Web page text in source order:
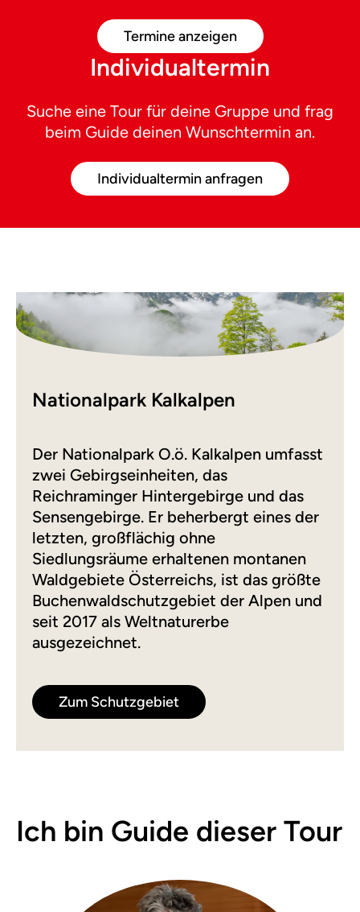
Termine anzeigen
Individualtermin
Suche eine Tour für deine Gruppe und frag
beim Guide deinen Wunschtermin an.
Individualtermin anfragen
Nationalpark Kalkalpen
Der Nationalpark O.ö. Kalkalpen umfasst
zwei Gebirgseinheiten, das
Reichraminger Hintergebirge und das
Sensengebirge. Er beherbergt eines der
letzten, großflächig ohne
Siedlungsräume erhaltenen montanen
Waldgebiete Österreichs, ist das größte
Buchenwaldschutzgebiet der Alpen und
seit 2017 als Weltnaturerbe
ausgezeichnet.
Zum Schutzgebiet
Ich bin Guide dieser Tour